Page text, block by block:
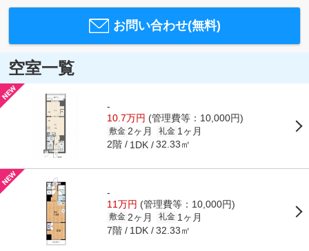
お問い合わせ(無料)
空室一覧
-
10.7万円 (管理費等：10,000円)
敷金 2ヶ月 礼金 1ヶ月
2階 1DK 32.33㎡
-
11万円 (管理費等：10,000円)
敷金 2ヶ月 礼金 1ヶ月
7階 1DK 32.33㎡